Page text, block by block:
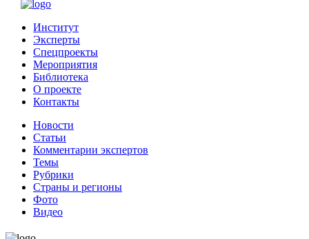
Институт
Эксперты
Спецпроекты
Мероприятия
Библиотека
О проекте
Контакты
Новости
Статьи
Комментарии экспертов
Темы
Рубрики
Страны и регионы
Фото
Видео